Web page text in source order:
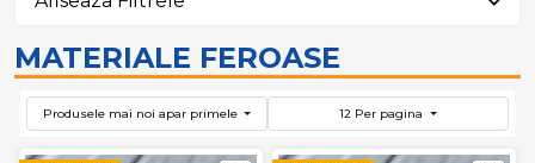
MATERIALE FEROASE
Produsele mai noi apar primele 12 Per pagina